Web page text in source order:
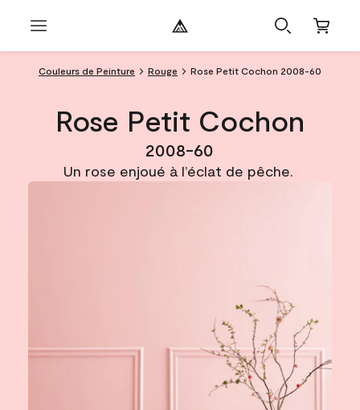
Couleurs de Peinture Rouge Rose Petit Cochon 2008-60
Rose Petit Cochon
2008-60
Un rose enjoué à l’éclat de pêche.